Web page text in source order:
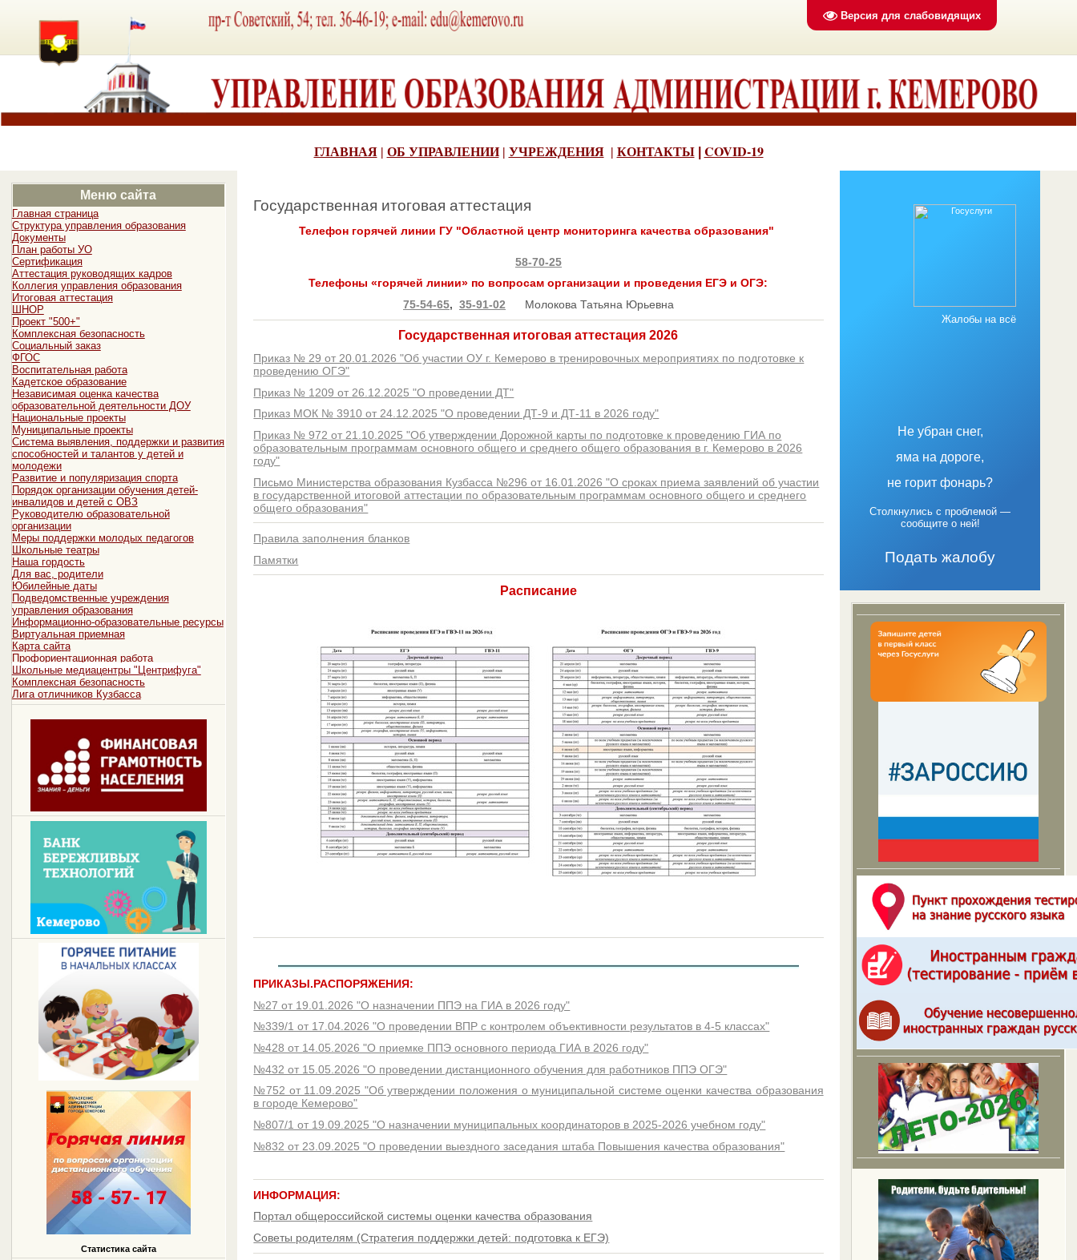
Версия для слабовидящих
ГЛАВНАЯ | ОБ УПРАВЛЕНИИ| УЧРЕЖДЕНИЯ | КОНТАКТЫ COVID-19
Меню сайта
Главная страница
Структура управления образования
Документы
План работы УО
Сертификация
Аттестация руководящих кадров
Коллегия управления образования
Итоговая аттестация
ШНОР
Проект "500+"
Комплексная безопасность
Социальный заказ
ФГОС
Воспитательная работа
Кадетское образование
Независимая оценка качества
образовательной деятельности ДОУ
Национальные проекты
Муниципальные проекты
Система выявления, поддержки и развития
способностей и талантов у детей и
молодежи
Развитие и популяризация спорта
Порядок организации обучения детей-
инвалидов и детей с ОВЗ
Руководителю образовательной
организации
Меры поддержки молодых педагогов
Школьные театры
Наша гордость
Для вас, родители
Юбилейные даты
Подведомственные учреждения
управления образования
Информационно-образовательные ресурсы
Виртуальная приемная
Карта сайта
Профориентационная работа
Школьные медиацентры "Центрифуга"
Комплексная безопасность
Лига отличников Кузбасса
Статистика сайта
Жалобы на всё
Не убран снег,
яма на дороге,
не горит фонарь?
Столкнулись с проблемой —
сообщите о ней!
Подать жалобу
Государственная итоговая аттестация
Телефон горячей линии ГУ "Областной центр мониторинга качества образования"
58-70-25
Телефоны «горячей линии» по вопросам организации и проведения ЕГЭ и ОГЭ:
75-54-65, 35-91-02 Молокова Татьяна Юрьевна
Государственная итоговая аттестация 2026
Приказ № 29 от 20.01.2026 "Об участии ОУ г. Кемерово в тренировочных мероприятиях по подготовке к
проведению ОГЭ"
Приказ № 1209 от 26.12.2025 "О проведении ДТ"
Приказ МОК № 3910 от 24.12.2025 "О проведении ДТ-9 и ДТ-11 в 2026 году"
Приказ № 972 от 21.10.2025 "Об утверждении Дорожной карты по подготовке к проведению ГИА по
образовательным программам основного общего и среднего общего образования в г. Кемерово в 2026
году"
Письмо Министерства образования Кузбасса №296 от 16.01.2026 "О сроках приема заявлений об участии
в государственной итоговой аттестации по образовательным программам основного общего и среднего
общего образования"
Правила заполнения бланков
Памятки
Расписание
ПРИКАЗЫ.РАСПОРЯЖЕНИЯ:
№27 от 19.01.2026 "О назначении ППЭ на ГИА в 2026 году"
№339/1 от 17.04.2026 "О проведении ВПР с контролем объективности результатов в 4-5 классах"
№428 от 14.05.2026 "О приемке ППЭ основного периода ГИА в 2026 году"
№432 от 15.05.2026 "О проведении дистанционного обучения для работников ППЭ ОГЭ"
№752 от 11.09.2025 "Об утверждении положения о муниципальной системе оценки качества образования
в городе Кемерово"
№807/1 от 19.09.2025 "О назначении муниципальных координаторов в 2025-2026 учебном году"
№832 от 23.09.2025 "О проведении выездного заседания штаба Повышения качества образования"
ИНФОРМАЦИЯ:
Портал общероссийской системы оценки качества образования
Советы родителям (Стратегия поддержки детей: подготовка к ЕГЭ)